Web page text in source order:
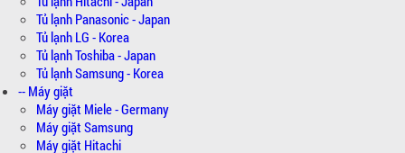
Tủ lạnh Panasonic - Japan
Tủ lạnh LG - Korea
Tủ lạnh Toshiba - Japan
Tủ lạnh Samsung - Korea
-- Máy giặt
Máy giặt Miele - Germany
Máy giặt Samsung
Máy giặt Hitachi